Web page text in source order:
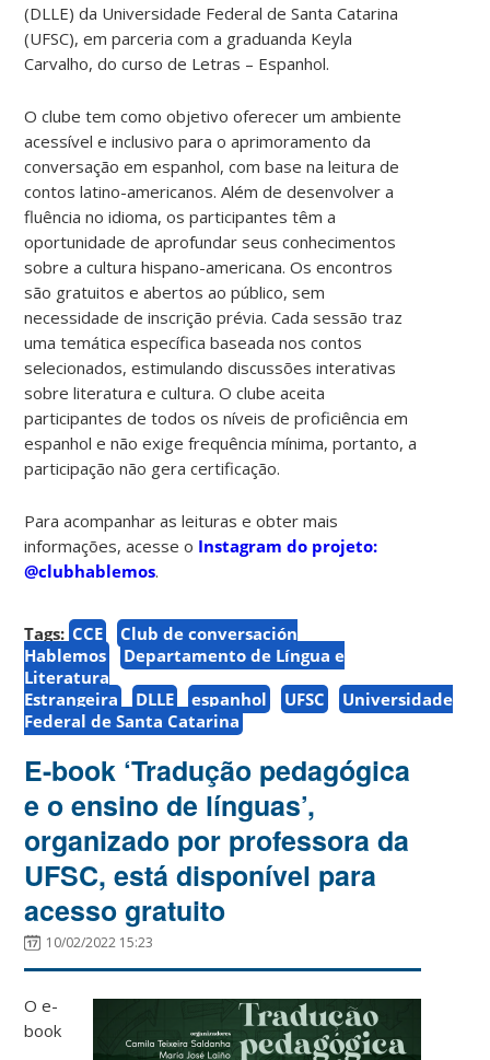
(DLLE) da Universidade Federal de Santa Catarina
(UFSC), em parceria com a graduanda Keyla
Carvalho, do curso de Letras – Espanhol.
O clube tem como objetivo oferecer um ambiente
acessível e inclusivo para o aprimoramento da
conversação em espanhol, com base na leitura de
contos latino-americanos. Além de desenvolver a
fluência no idioma, os participantes têm a
oportunidade de aprofundar seus conhecimentos
sobre a cultura hispano-americana. Os encontros
são gratuitos e abertos ao público, sem
necessidade de inscrição prévia. Cada sessão traz
uma temática específica baseada nos contos
selecionados, estimulando discussões interativas
sobre literatura e cultura. O clube aceita
participantes de todos os níveis de proficiência em
espanhol e não exige frequência mínima, portanto, a
participação não gera certificação.
Para acompanhar as leituras e obter mais
informações, acesse o Instagram do projeto:
@clubhablemos.
Tags: CCE
Club de conversación
Hablemos
Departamento de Língua e
Literatura
Estrangeira
DLLE espanhol UFSC
Universidade
Federal de Santa Catarina
E-book ‘Tradução pedagógica
e o ensino de línguas’,
organizado por professora da
UFSC, está disponível para
acesso gratuito
10/02/2022 15:23
O e-
book